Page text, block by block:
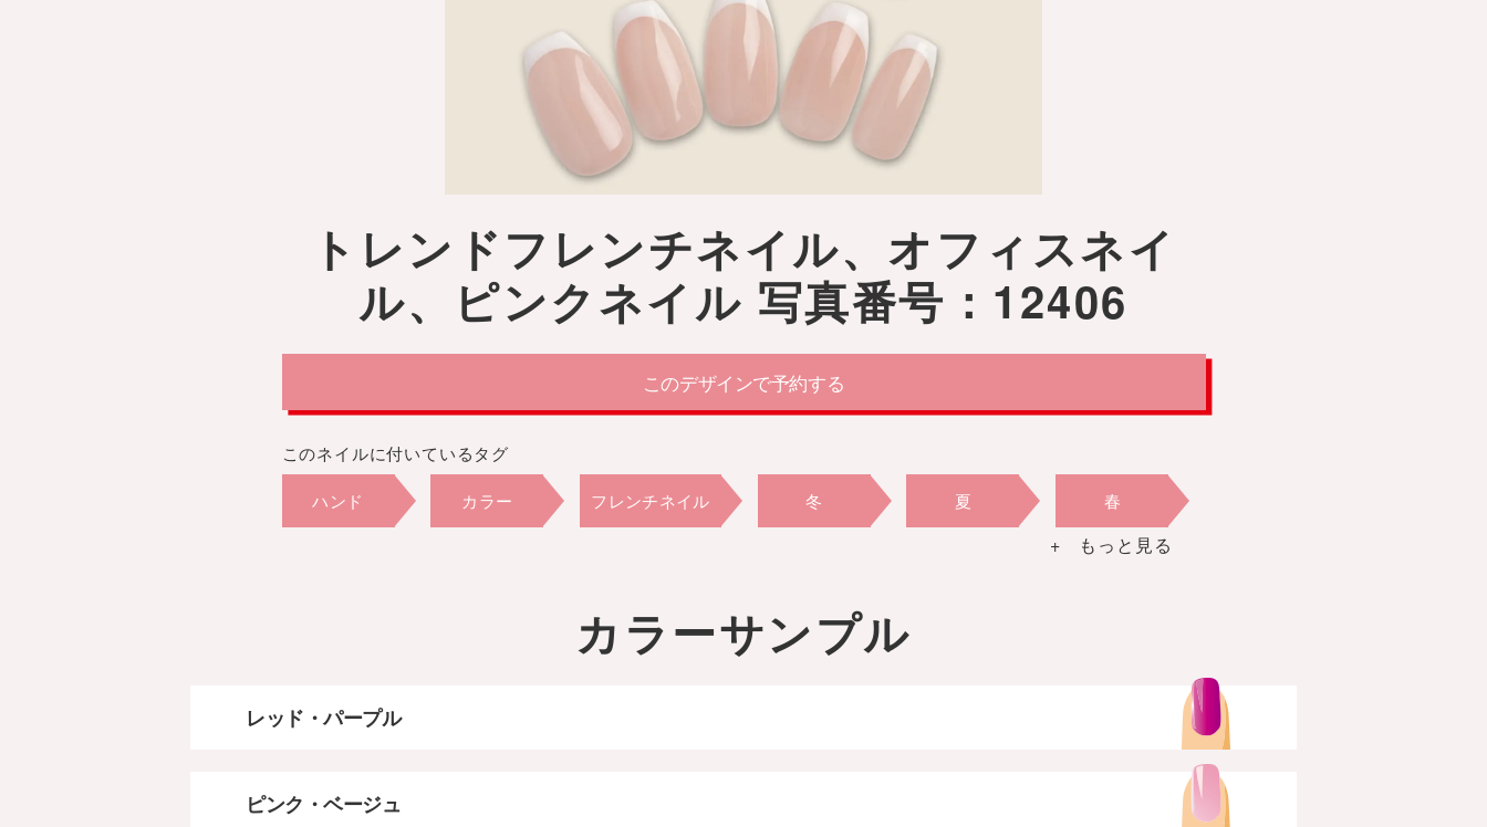
トレンドフレンチネイル、オフィスネイ
ル、ピンクネイル 写真番号：12406
このデザインで予約する
このネイルに付いているタグ
ハンド カラー フレンチネイル 冬 夏 春
ホワイト・ブラック
+ もっと見る
カラーサンプル
レッド・パープル
ピンク・ベージュ